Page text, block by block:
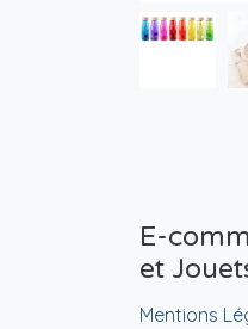
E-
et
Mentions